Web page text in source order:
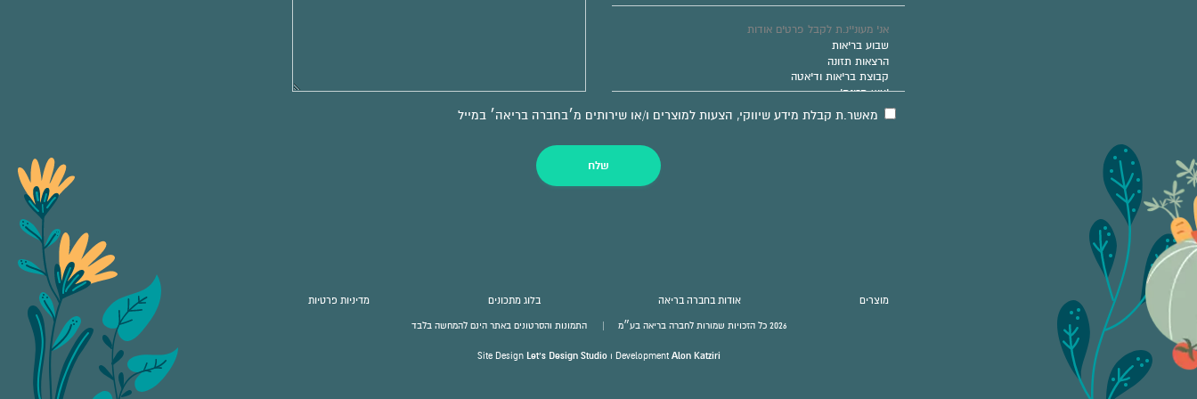
מאשר.ת קבלת מידע שיווקי, הצעות למוצרים ו/או שירותים מ׳בחברה בריאה׳ במייל
שלח
מוצרים אודות בחברה בריאה בלוג מתכונים מדיניות פרטיות
2026 כל הזכויות שמורות לחברה בריאה בע״מ התמונות והסרטונים באתר הינם להמחשה בלבד
Site Design Let’s Design Studio⏐ Development Alon Katziri